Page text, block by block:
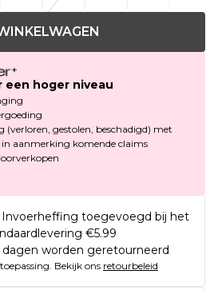
een hoger niveau
(verloren, gestolen, beschadigd) met
aanmerking komende claims
Invoerheffing toegevoegd bij het
€5.99
dagen worden geretourneerd
Bekijk ons retourbeleid